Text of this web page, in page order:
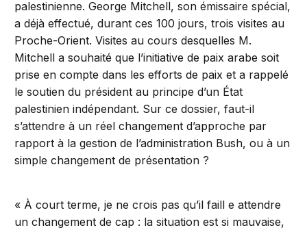
palestinienne. George Mitchell, son émissaire spécial,
a déjà effectué, durant ces 100 jours, trois visites au
Proche-Orient. Visites au cours desquelles M.
Mitchell a souhaité que l’initiative de paix arabe soit
prise en compte dans les efforts de paix et a rappelé
le soutien du président au principe d’un État
palestinien indépendant. Sur ce dossier, faut-il
s’attendre à un réel changement d’approche par
rapport à la gestion de l’administration Bush, ou à un
simple changement de présentation ?
« À court terme, je ne crois pas qu’il faill e attendre
un changement de cap : la situation est si mauvaise,